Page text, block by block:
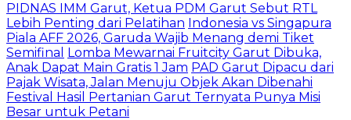
PIDNAS IMM Garut, Ketua PDM Garut Sebut RTL
Lebih Penting dari Pelatihan Indonesia vs Singapura
Piala AFF 2026, Garuda Wajib Menang demi Tiket
Semifinal Lomba Mewarnai Fruitcity Garut Dibuka,
Anak Dapat Main Gratis 1 Jam PAD Garut Dipacu dari
Pajak Wisata, Jalan Menuju Objek Akan Dibenahi
Festival Hasil Pertanian Garut Ternyata Punya Misi
Besar untuk Petani